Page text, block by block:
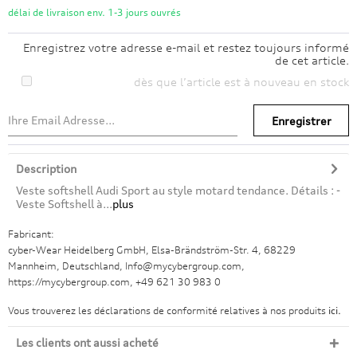
délai de livraison env. 1-3 jours ouvrés
Enregistrez votre adresse e-mail et restez toujours informé
de cet article.
dès que l’article est à nouveau en stock
Enregistrer
Description
Veste softshell Audi Sport au style motard tendance. Détails : -
Veste Softshell à...plus
Fabricant:
cyber-Wear Heidelberg GmbH, Elsa-Brändström-Str. 4, 68229
Mannheim, Deutschland, Info@mycybergroup.com,
https://mycybergroup.com, +49 621 30 983 0
Vous trouverez les déclarations de conformité relatives à nos produits ici.
Les clients ont aussi acheté